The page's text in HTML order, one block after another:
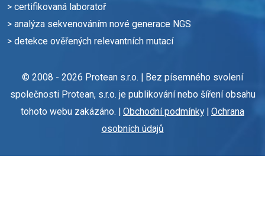
> certifikovaná laboratoř
> analýza sekvenováním nové generace NGS
> detekce ověřených relevantních mutací
© 2008 - 2026 Protean s.r.o. | Bez písemného svolení
společnosti Protean, s.r.o. je publikování nebo šíření obsahu
tohoto webu zakázáno. | Obchodní podmínky| Ochrana
osobních údajů